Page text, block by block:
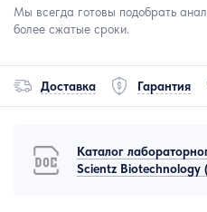
Мы всегда готовы подобрать
более сжатые сроки.
Доставка Гарантия
Каталог
Scientz Biotechnology